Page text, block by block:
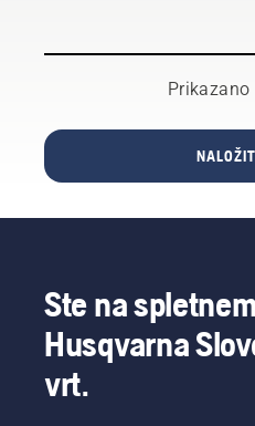
vam ni
treba
več
"S tem
izdelkov
na
povsem
novo
baterij.
Ste na
Husqvarna
vrt.